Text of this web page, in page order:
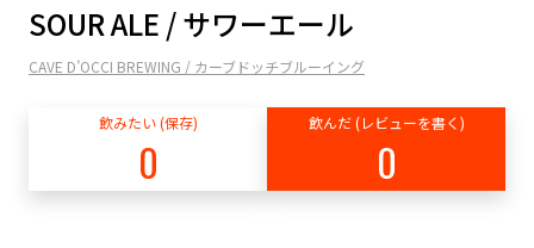
SOUR ALE / サワーエール
CAVE D’OCCI BREWING / カーブドッチブルーイング
飲みたい (保存)
0
飲んだ (レビューを書く)
0